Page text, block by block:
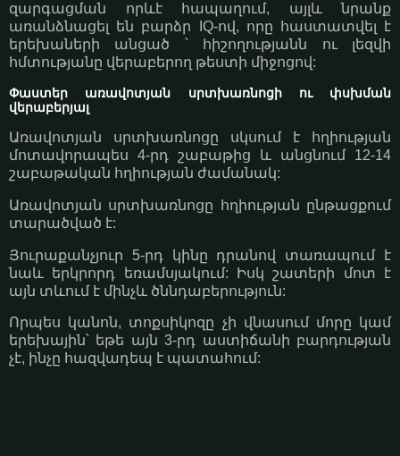
զարգացման որևէ հապաղում, այլև նրանք
առանձնացել են բարձր IQ-ով, որը հաստատվել է
երեխաների անցած ՝ հիշողությանն ու լեզվի
հմտությանը վերաբերող թեստի միջոցով:
Փաստեր առավոտյան սրտխառնոցի ու փսխման
վերաբերյալ
Առավոտյան սրտխառնոցը սկսում է հղիության
մոտավորապես 4-րդ շաբաթից և անցնում 12-14
շաբաթական հղիության ժամանակ:
Առավոտյան սրտխառնոցը հղիության ընթացքում
տարածված է:
Յուրաքանչյուր 5-րդ կինը դրանով տառապում է
նաև երկրորդ եռամսյակում: Իսկ շատերի մոտ է
այն տևում է մինչև ծննդաբերություն:
Որպես կանոն, տոքսիկոզը չի վնասում մորը կամ
երեխային՝ եթե այն 3-րդ աստիճանի բարդության
չէ, ինչը հազվադեպ է պատահում: